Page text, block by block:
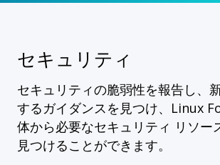
セキュリティ
セキュリティの脆弱性を報告し、
するガイダンスを見つけ、Linux
体から必要なセキュリティ リソー
見つけることができます。